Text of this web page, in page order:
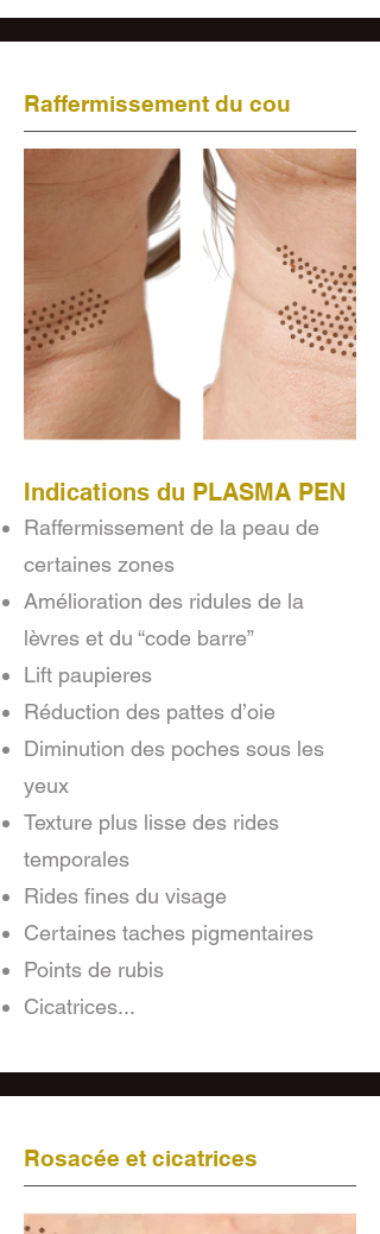
Raffermissement du cou
Indications du PLASMA PEN
Raffermissement de la peau de
certaines zones
Amélioration des ridules de la
lèvres et du “code barre”
Lift paupieres
Réduction des pattes d’oie
Diminution des poches sous les
yeux
Texture plus lisse des rides
temporales
Rides fines du visage
Certaines taches pigmentaires
Points de rubis
Cicatrices...
Rosacée et cicatrices